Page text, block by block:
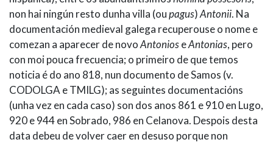
non hai ningún resto dunha villa (oupagus)Antonii. Na
documentación medieval galega recuperouse o nome e
comezan a aparecer de novoAntonioseAntonias, pero
con moi pouca frecuencia; o primeiro de que temos
noticia é do ano 818, nun documento de Samos (v.
CODOLGA e TMILG); as seguintes documentacións
(unha vez en cada caso) son dos anos 861 e 910 en Lugo,
920 e 944 en Sobrado, 986 en Celanova. Despois desta
data debeu de volver caer en desuso porque non